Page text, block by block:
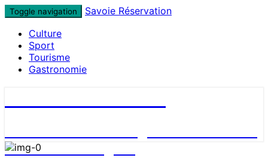
Skip
content
Toggle navigation
Savoie Réservation
Culture
Sport
Tourisme
Gastronomie
et réservez en ligne !